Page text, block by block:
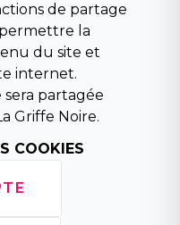
de partage
permettre la
du site et
internet.
partagée
Griffe Noire.
COOKIES